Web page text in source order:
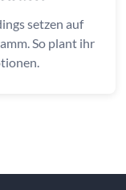
setzen auf
So plant ihr